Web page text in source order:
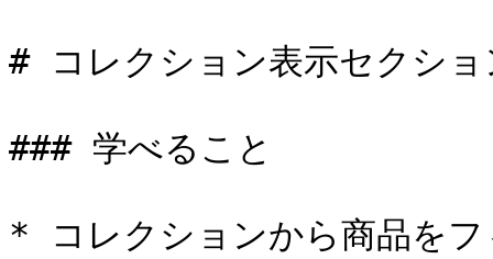
# コレクション表示セクショ
### 学べること
* コレクションから商品をフ